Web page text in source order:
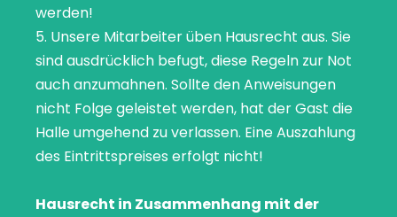
werden!
5. Unsere Mitarbeiter üben Hausrecht aus. Sie
sind ausdrücklich befugt, diese Regeln zur Not
auch anzumahnen. Sollte den Anweisungen
nicht Folge geleistet werden, hat der Gast die
Halle umgehend zu verlassen. Eine Auszahlung
des Eintrittspreises erfolgt nicht!
Hausrecht in Zusammenhang mit der